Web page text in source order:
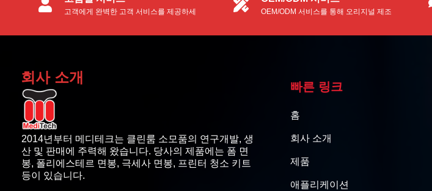
고객에게 완벽한 고객 서비스를 제공하세
OEM/ODM 서비스를 통해 오리지널 제조
회사 소개
2014년부터 메디테크는 클린룸 소모품의 연구개발, 생
산 및 판매에 주력해 왔습니다. 당사의 제품에는 폼 면
봉, 폴리에스테르 면봉, 극세사 면봉, 프린터 청소 키트
등이 있습니다.
빠른 링크
홈
회사 소개
제품
애플리케이션